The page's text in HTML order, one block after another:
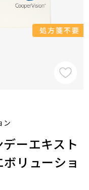
ン
ーエキスト
リューショ